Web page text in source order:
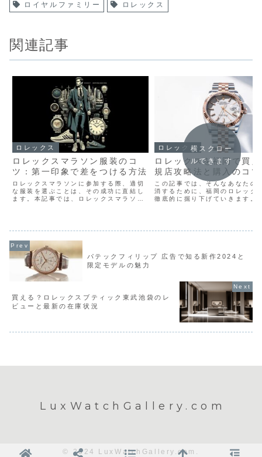
ロイヤルファミリー ロレックス
関連記事
ロレックス
ロレックスマラソン服装のコ
ツ：第一印象で差をつける方法
ロレックスマラソンに参加する際、適切
な服装を選ぶことは、その成功に直結し
ます。本記事では、ロレックスマラソン
ロレックス
ロレックスを福岡で買
規店攻略法と購入のコツ
この記事では、そんなあなたの
消するために、福岡のロレック
徹底的に掘り下げていきます。
横スクロー
ルできます
パテックフィリップ 広告で知る新作2024と
限定モデルの魅力
買える？ロレックスブティック東武池袋のレ
ビューと最新の在庫状況
LuxWatchGallery.com
© 2024 LuxWatchGallery.com.